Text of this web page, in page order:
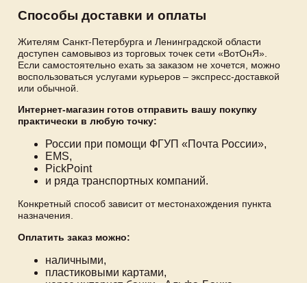
Способы доставки и оплаты
Жителям Санкт-Петербурга и Ленинградской области
доступен самовывоз из торговых точек сети «ВотОнЯ».
Если самостоятельно ехать за заказом не хочется, можно
воспользоваться услугами курьеров – экспресс-доставкой
или обычной.
Интернет-магазин готов отправить вашу покупку
практически в любую точку:
России при помощи ФГУП «Почта России»,
EMS,
PickPoint
и ряда транспортных компаний.
Конкретный способ зависит от местонахождения пункта
назначения.
Оплатить заказ можно:
наличными,
пластиковыми картами,